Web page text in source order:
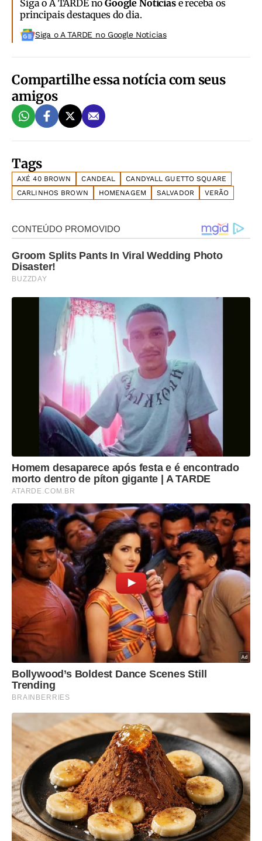
Siga o A TARDE noGoogle Notíciase receba os
principais destaques do dia.
Siga o A TARDE no Google Noticias
Compartilhe essa notícia com seus
amigos
Tags
AXÉ 40 BROWN CANDEAL
CANDYALL GUETTO SQUARE
CARLINHOS BROWN
HOMENAGEM SALVADOR VERÃO